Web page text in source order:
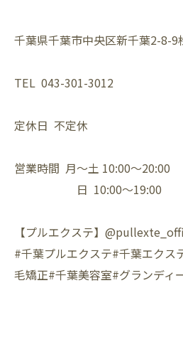
千葉県千葉市中央区新千葉2-8-9
TEL 043-301-3012⁡
定休日 不定休⁡
営業時間 月〜土 10:00〜20:00⁡
日 10:00〜19:00⁡
【プルエクステ】
⁡#千葉プルエクステ#千葉エクス
毛矯正#千葉美容室#グランディ